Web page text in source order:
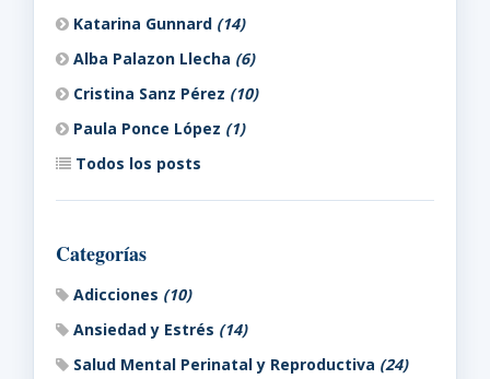
Katarina Gunnard (14)
Alba Palazon Llecha (6)
Cristina Sanz Pérez (10)
Paula Ponce López (1)
Todos los posts
Categorías
Adicciones (10)
Ansiedad y Estrés (14)
Salud Mental Perinatal y Reproductiva (24)